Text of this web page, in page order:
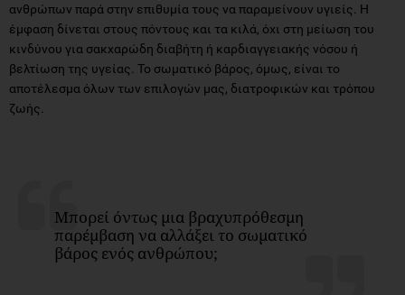
ανθρώπων παρά στην επιθυμία τους να παραμείνουν υγιείς. Η
έμφαση δίνεται στους πόντους και τα κιλά, όχι στη μείωση του
κινδύνου για σακχαρώδη διαβήτη ή καρδιαγγειακής νόσου ή
βελτίωση της υγείας. Το σωματικό βάρος, όμως, είναι το
αποτέλεσμα όλων των επιλογών μας, διατροφικών και τρόπου
ζωής.
Μπορεί όντως μια βραχυπρόθεσμη
παρέμβαση να αλλάξει το σωματικό
βάρος ενός ανθρώπου;